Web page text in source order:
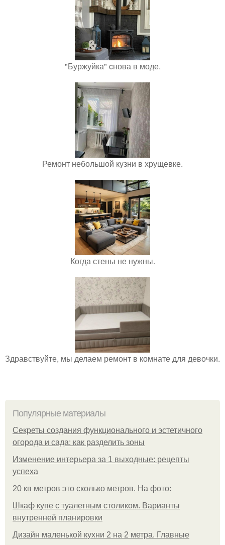
"Буржуйка" cнова в моде.
Ремонт небольшой кузни в хрущевке.
Когда стены не нужны.
Здравствуйте, мы делаем ремонт в комнате для девочки.
Популярные материалы
Секреты создания функционального и эстетичного
огорода и сада: как разделить зоны
Изменение интерьера за 1 выходные: рецепты
успеха
20 кв метров это сколько метров. На фото:
Шкаф купе с туалетным столиком. Варианты
внутренней планировки
Дизайн маленькой кухни 2 на 2 метра. Главные